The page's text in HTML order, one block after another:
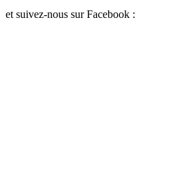
et suivez-nous sur Facebook :